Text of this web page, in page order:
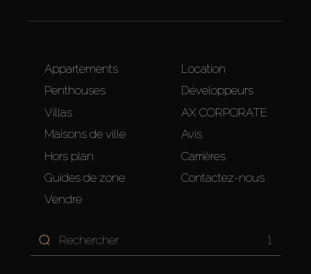
Appartements
Penthouses
Villas
Maisons de ville
Hors plan
Guides de zone
Vendre
Location
Développeurs
AX CORPORATE
Avis
Carrières
Contactez-nous
1